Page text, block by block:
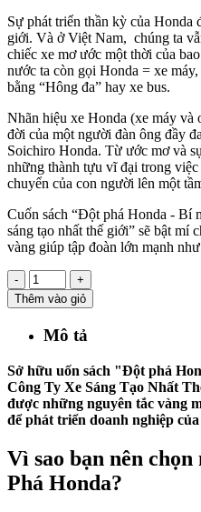
Sự phát triển thần kỳ của Honda
giới. Và ở Việt Nam, chúng ta
chiếc xe mơ ước một thời của
nước ta còn gọi Honda = xe
bằng “Hông đa” hay xe bus.
Nhãn hiệu xe Honda (xe máy và
đời của một người đàn ông đầy
Soichiro Honda. Từ ước mơ và
những thành tựu vĩ đại trong
chuyển của con người lên một
Cuốn sách “Đột phá Honda - Bí
sáng tạo nhất thế giới” sẽ bật mí
vàng giúp tập đoàn lớn mạnh
-
+
Thêm vào giỏ
Mô tả
Sở hữu uốn sách "Đột phá
Công Ty Xe Sáng Tạo Nhất
được những nguyên tắc vàng
để phát triển doanh nghiệp
Vì sao bạn nên
Phá Honda?